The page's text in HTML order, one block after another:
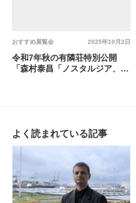
2025年10月2日
おすすめ展覧会
令和7年秋の有隣荘特別公開
「森村泰昌「ノスタルジア、何
よく読まれている記事